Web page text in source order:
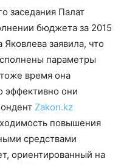
заседания Палат
бюджета за 2015
заявила, что
параметры
время она
эффективно они
Zakon.kz
повышения
средствами
ориентированный на